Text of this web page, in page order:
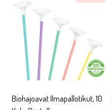
Biohajoavat Ilmapallotikut, 10